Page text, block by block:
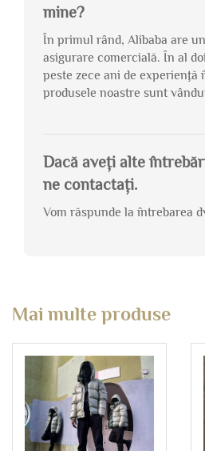
mine?
În primul rând, Alibaba are
asigurare comercială. În al
peste zece ani de experienţă
produsele noastre sunt
Dacă aveți alte
ne contactați.
Vom răspunde la întrebarea
Mai multe produse